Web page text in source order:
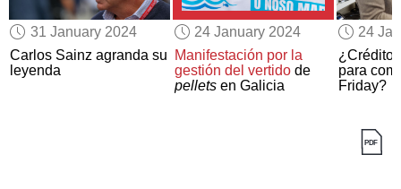
31 January 2024
Carlos Sainz agranda su
leyenda
24 January 2024
Manifestación por la
gestión del vertidode
pelletsen Galicia
24
para
Friday?